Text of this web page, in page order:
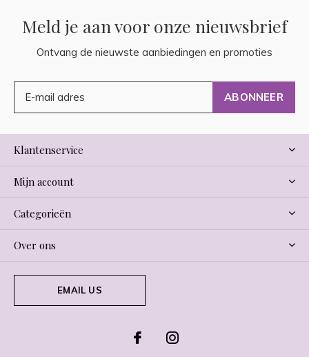
Meld je aan voor onze nieuwsbrief
Ontvang de nieuwste aanbiedingen en promoties
ABONNEER
Klantenservice
Mijn account
Categorieën
Over ons
EMAIL US